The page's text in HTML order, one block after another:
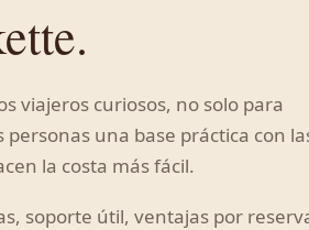
viajeros curiosos, no solo para
una base práctica con
la costa más fácil.
soporte útil, ventajas por